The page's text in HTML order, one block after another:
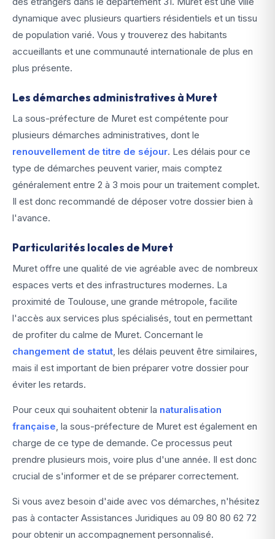
dynamique avec plusieurs quartiers résidentiels et un tissu
de population varié. Vous y trouverez des habitants
accueillants et une communauté internationale de plus en
plus présente.
Les démarches administratives à Muret
La sous-préfecture de Muret est compétente pour
plusieurs démarches administratives, dont le
renouvellement de titre de séjour. Les délais pour ce
type de démarches peuvent varier, mais comptez
généralement entre 2 à 3 mois pour un traitement complet.
Il est donc recommandé de déposer votre dossier bien à
l'avance.
Particularités locales de Muret
Muret offre une qualité de vie agréable avec de nombreux
espaces verts et des infrastructures modernes. La
proximité de Toulouse, une grande métropole, facilite
l'accès aux services plus spécialisés, tout en permettant
de profiter du calme de Muret. Concernant le
changement de statut, les délais peuvent être similaires,
mais il est important de bien préparer votre dossier pour
éviter les retards.
Pour ceux qui souhaitent obtenir la naturalisation
française, la sous-préfecture de Muret est également en
charge de ce type de demande. Ce processus peut
prendre plusieurs mois, voire plus d'une année. Il est donc
crucial de s'informer et de se préparer correctement.
Si vous avez besoin d'aide avec vos démarches, n'hésitez
pas à contacter Assistances Juridiques au 09 80 80 62 72
pour obtenir un accompagnement personnalisé.